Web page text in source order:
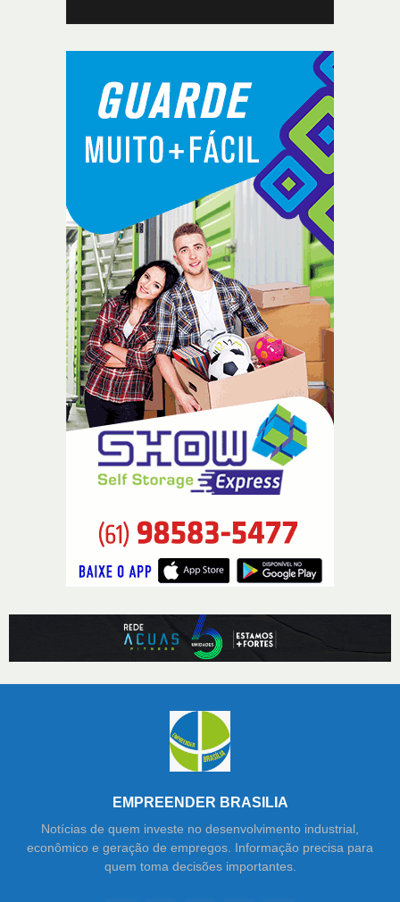
EMPREENDER BRASILIA
Notícias de quem investe no desenvolvimento industrial,
econômico e geração de empregos. Informação precisa para
quem toma decisões importantes.